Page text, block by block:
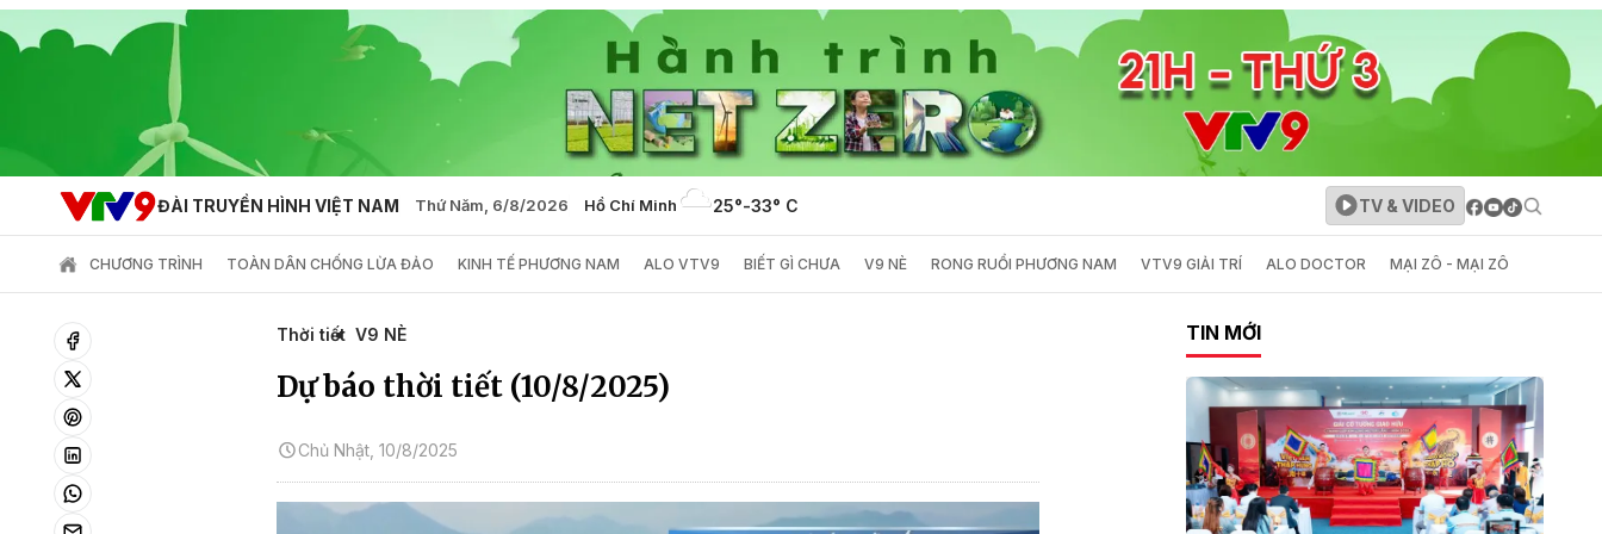
ĐÀI TRUYỀN HÌNH VIỆT NAM Thứ Năm, 6/8/2026 Hồ Chí Minh 25°-33° C TV & VIDEO
CHƯƠNG TRÌNH TOÀN DÂN CHỐNG LỪA ĐẢO KINH TẾ PHƯƠNG NAM ALO VTV9 BIẾT GÌ CHƯA V9 NÈ RONG RUỔI PHƯƠNG NAM VTV9 GIẢI TRÍ ALO DOCTOR MẠI ZÔ - MẠI ZÔ
Thời tiết V9 NÈ
Dự báo thời tiết (10/8/2025)
Chủ Nhật, 10/8/2025
TIN MỚI